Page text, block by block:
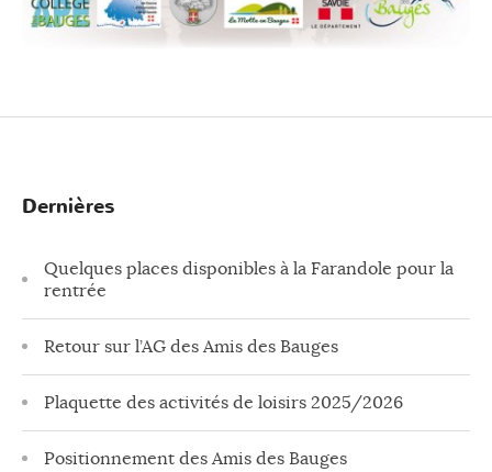
Dernières
Quelques places disponibles à la Farandole pour la
rentrée
Retour sur l’AG des Amis des Bauges
Plaquette des activités de loisirs 2025/2026
Positionnement des Amis des Bauges